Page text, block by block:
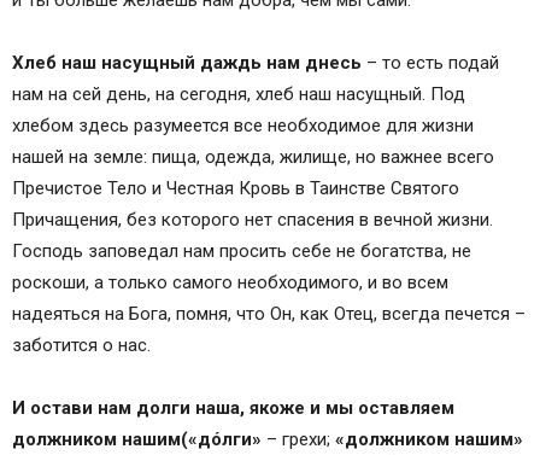
Хлеб наш насущный даждь нам днесь – то есть подай
нам на сей день, на сегодня, хлеб наш насущный. Под
хлебом здесь разумеется все необходимое для жизни
нашей на земле: пища, одежда, жилище, но важнее всего
Пречистое Тело и Честная Кровь в Таинстве Святого
Причащения, без которого нет спасения в вечной жизни.
Господь заповедал нам просить себе не богатства, не
роскоши, а только самого необходимого, и во всем
надеяться на Бога, помня, что Он, как Отец, всегда печется –
заботится о нас.
И остави нам долги наша, якоже и мы оставляем
должником нашим(«дóлги» – грехи; «должником нашим»